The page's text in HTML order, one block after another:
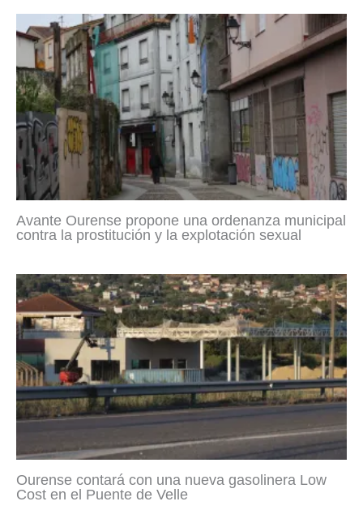
Avante Ourense propone una ordenanza municipal
contra la prostitución y la explotación sexual
Ourense contará con una nueva gasolinera Low
Cost en el Puente de Velle